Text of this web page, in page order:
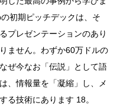
初期ピッチデックは、そ
プレゼンテーションのあり
ません。わずか60万ドルの
ぜ今なお「伝説」として語
、情報量を「凝縮」し、メ
る技術にあります 18。